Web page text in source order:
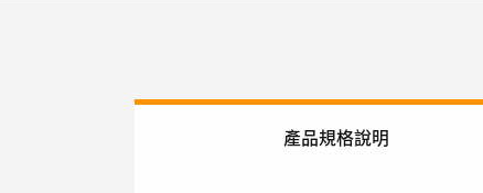
產品規格說明